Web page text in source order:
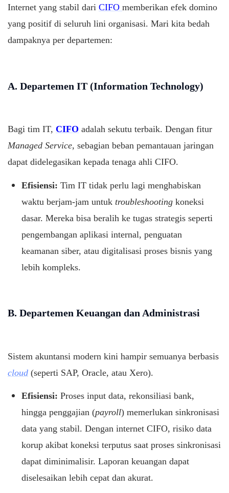
Internet yang stabil dari CIFO memberikan efek domino
yang positif di seluruh lini organisasi. Mari kita bedah
dampaknya per departemen:
A. Departemen IT (Information Technology)
Bagi tim IT, CIFO adalah sekutu terbaik. Dengan fitur
Managed Service, sebagian beban pemantauan jaringan
dapat didelegasikan kepada tenaga ahli CIFO.
Efisiensi: Tim IT tidak perlu lagi menghabiskan
waktu berjam-jam untuk troubleshooting koneksi
dasar. Mereka bisa beralih ke tugas strategis seperti
pengembangan aplikasi internal, penguatan
keamanan siber, atau digitalisasi proses bisnis yang
lebih kompleks.
B. Departemen Keuangan dan Administrasi
Sistem akuntansi modern kini hampir semuanya berbasis
cloud (seperti SAP, Oracle, atau Xero).
Efisiensi: Proses input data, rekonsiliasi bank,
hingga penggajian (payroll) memerlukan sinkronisasi
data yang stabil. Dengan internet CIFO, risiko data
korup akibat koneksi terputus saat proses sinkronisasi
dapat diminimalisir. Laporan keuangan dapat
diselesaikan lebih cepat dan akurat.